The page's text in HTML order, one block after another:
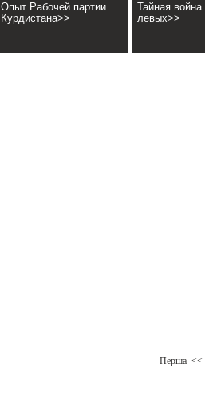
Опыт Рабочей партии
Курдистана>>
Тайная война
левых>>
Перша <<